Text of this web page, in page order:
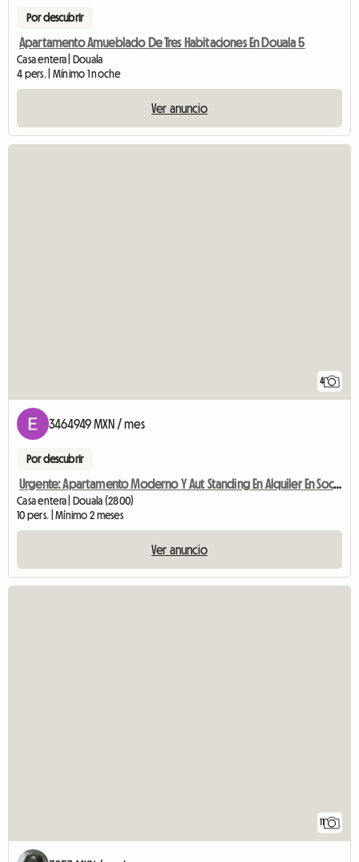
Por descubrir
Apartamento Amueblado De Tres Habitaciones En Douala 5
Casa entera | Douala
4 pers. | Mínimo 1 noche
Ver anuncio
4
3464949 MXN / mes
Por descubrir
Urgente: Apartamento Moderno Y Aut Standing En Alquiler En Socav
Casa entera | Douala (2800)
10 pers. | Mínimo 2 meses
Ver anuncio
11